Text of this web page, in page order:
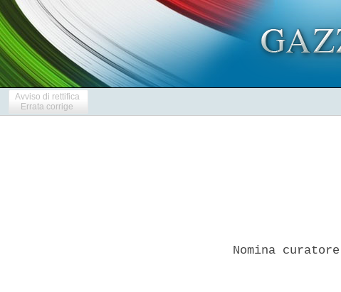
Avviso di rettifica
Errata corrige
Nomina